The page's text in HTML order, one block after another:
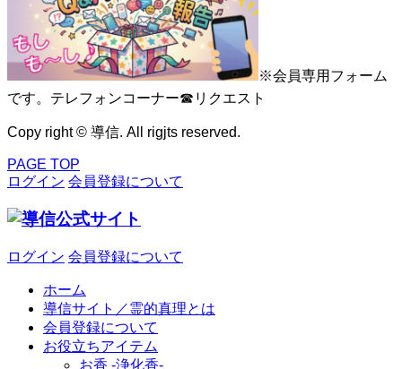
※会員専用フォーム
です。テレフォンコーナー☎リクエスト
Copy right © 導信. All rigjts reserved.
PAGE TOP
ログイン 会員登録について
ログイン 会員登録について
ホーム
導信サイト／霊的真理とは
会員登録について
お役立ちアイテム
お香 ‐浄化香‐